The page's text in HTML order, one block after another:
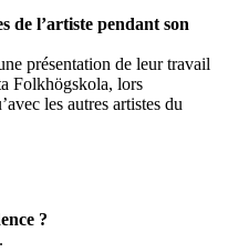
de l’artiste pendant son
présentation de leur travail
Folkhögskola, lors
les autres artistes du
?